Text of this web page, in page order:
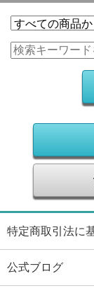
特定商取引法に
公式ブログ